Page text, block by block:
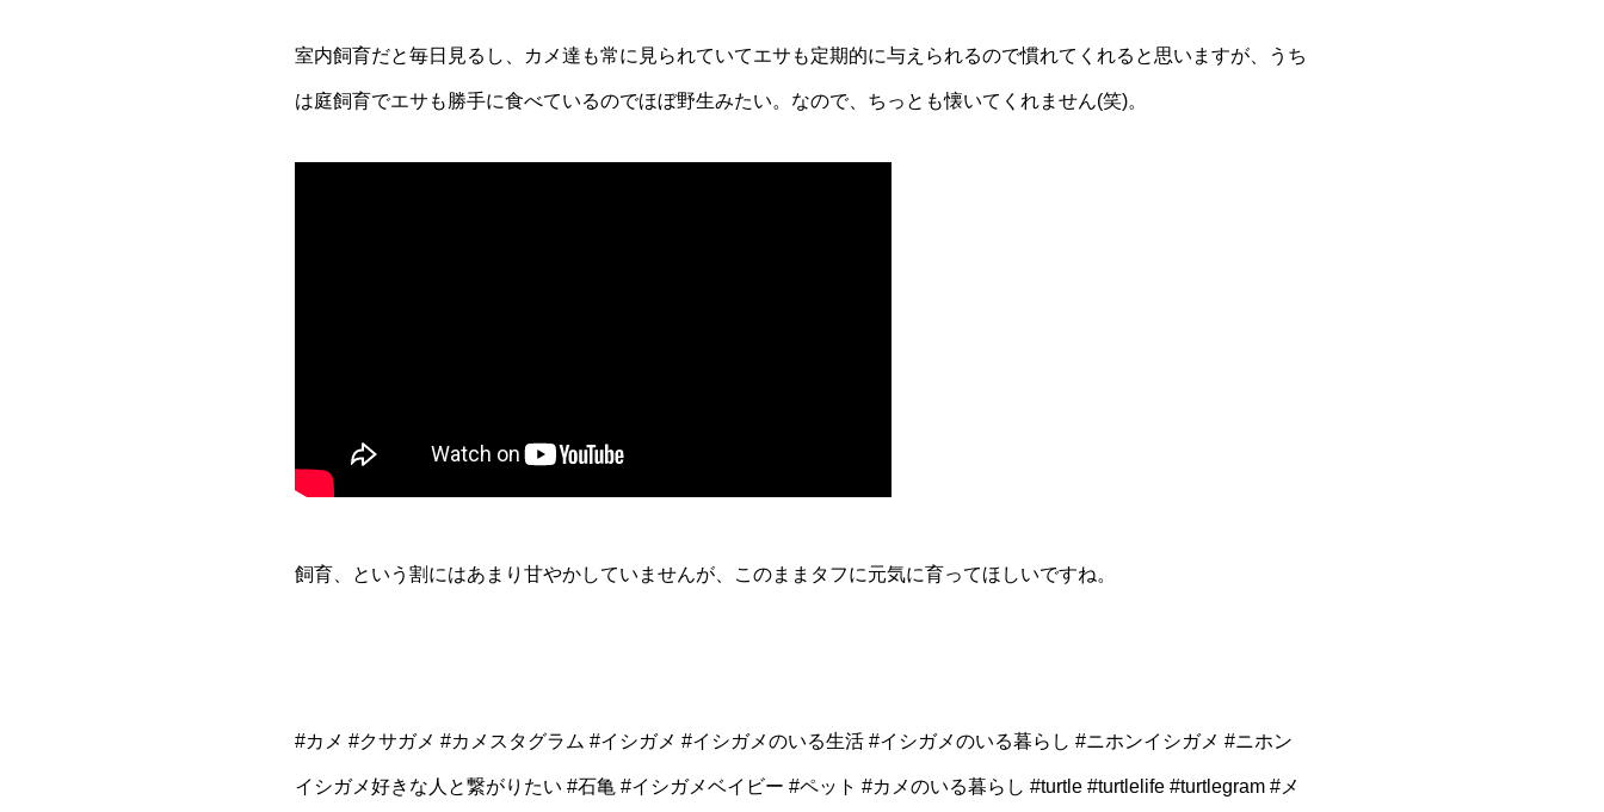
室内飼育だと毎日見るし、カメ達も常に見られていてエサも定期的に与えられるので慣れてくれると思いますが、うち
は庭飼育でエサも勝手に食べているのでほぼ野生みたい。なので、ちっとも懐いてくれません(笑)。
飼育、という割にはあまり甘やかしていませんが、このままタフに元気に育ってほしいですね。
#カメ #クサガメ #カメスタグラム #イシガメ #イシガメのいる生活 #イシガメのいる暮らし #ニホンイシガメ #ニホン
イシガメ好きな人と繋がりたい #石亀 #イシガメベイビー #ペット #カメのいる暮らし #turtle #turtlelife #turtlegram #メ